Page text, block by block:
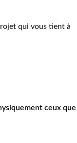
qui vous tient à
ceux que